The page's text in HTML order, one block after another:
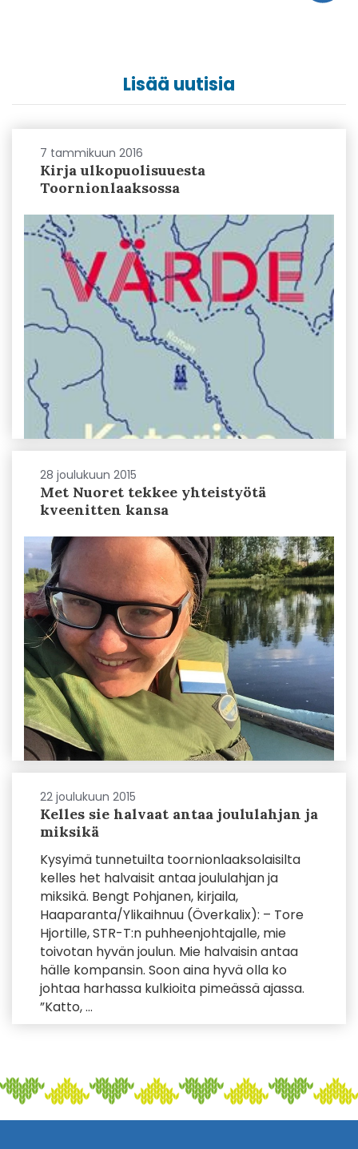
Lisää uutisia
7 tammikuun 2016
Kirja ulkopuolisuuesta
Toornionlaaksossa
28 joulukuun 2015
Met Nuoret tekkee yhteistyötä
kveenitten kansa
22 joulukuun 2015
Kelles sie halvaat antaa joululahjan ja
miksikä
Kysyimä tunnetuilta toornionlaaksolaisilta
kelles het halvaisit antaa joululahjan ja
miksikä. Bengt Pohjanen, kirjaila,
Haaparanta/Ylikaihnuu (Överkalix): – Tore
Hjortille, STR-T:n puhheenjohtajalle, mie
toivotan hyvän joulun. Mie halvaisin antaa
hälle kompansin. Soon aina hyvä olla ko
johtaa harhassa kulkioita pimeässä ajassa.
”Katto, ...